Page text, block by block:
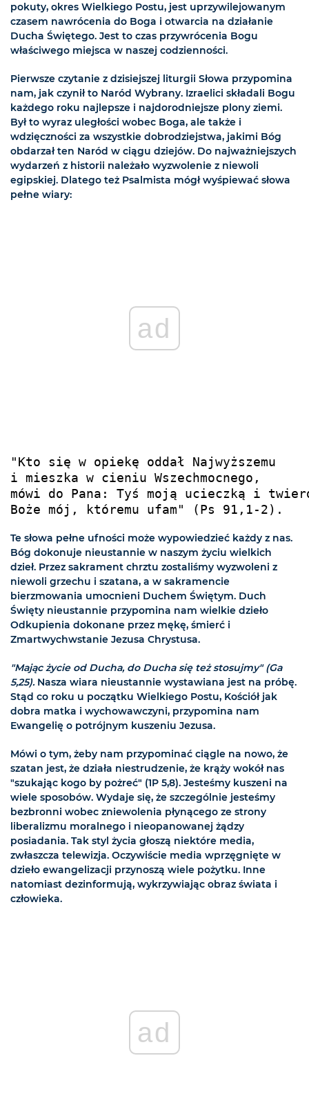
pokuty, okres Wielkiego Postu, jest uprzywilejowanym
czasem nawrócenia do Boga i otwarcia na działanie
Ducha Świętego. Jest to czas przywrócenia Bogu
właściwego miejsca w naszej codzienności.
Pierwsze czytanie z dzisiejszej liturgii Słowa przypomina
nam, jak czynił to Naród Wybrany. Izraelici składali Bogu
każdego roku najlepsze i najdorodniejsze plony ziemi.
Był to wyraz uległości wobec Boga, ale także i
wdzięczności za wszystkie dobrodziejstwa, jakimi Bóg
obdarzał ten Naród w ciągu dziejów. Do najważniejszych
wydarzeń z historii należało wyzwolenie z niewoli
egipskiej. Dlatego też Psalmista mógł wyśpiewać słowa
pełne wiary:
ad
"Kto się w opiekę oddał Najwyższemu
i mieszka w cieniu Wszechmocnego,
mówi do Pana: Tyś moją ucieczką i
Boże mój, któremu ufam" (Ps 91,1-2).
Te słowa pełne ufności może wypowiedzieć każdy z nas.
Bóg dokonuje nieustannie w naszym życiu wielkich
dzieł. Przez sakrament chrztu zostaliśmy wyzwoleni z
niewoli grzechu i szatana, a w sakramencie
bierzmowania umocnieni Duchem Świętym. Duch
Święty nieustannie przypomina nam wielkie dzieło
Odkupienia dokonane przez mękę, śmierć i
Zmartwychwstanie Jezusa Chrystusa.
"Mając życie od Ducha, do Ducha się też stosujmy" (Ga
5,25).Nasza wiara nieustannie wystawiana jest na próbę.
Stąd co roku u początku Wielkiego Postu, Kościół jak
dobra matka i wychowawczyni, przypomina nam
Ewangelię o potrójnym kuszeniu Jezusa.
Mówi o tym, żeby nam przypominać ciągle na nowo, że
szatan jest, że działa niestrudzenie, że krąży wokół nas
"szukając kogo by pożreć" (1P 5,8). Jesteśmy kuszeni na
wiele sposobów. Wydaje się, że szczególnie jesteśmy
bezbronni wobec zniewolenia płynącego ze strony
liberalizmu moralnego i nieopanowanej żądzy
posiadania. Tak styl życia głoszą niektóre media,
zwłaszcza telewizja. Oczywiście media wprzęgnięte w
dzieło ewangelizacji przynoszą wiele pożytku. Inne
natomiast dezinformują, wykrzywiając obraz świata i
człowieka.
ad